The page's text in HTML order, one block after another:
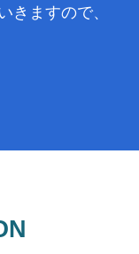
きますので、